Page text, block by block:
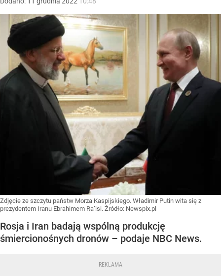
Zdjęcie ze szczytu państw Morza Kaspijskiego. Władimir Putin wita się z
prezydentem Iranu Ebrahimem Ra’isi. Źródło: Newspix.pl
Rosja i Iran badają wspólną produkcję
śmiercionośnych dronów – podaje NBC News.